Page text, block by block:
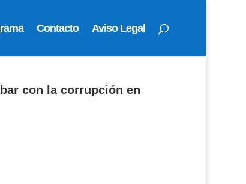
Contacto Aviso Legal
con la corrupción en